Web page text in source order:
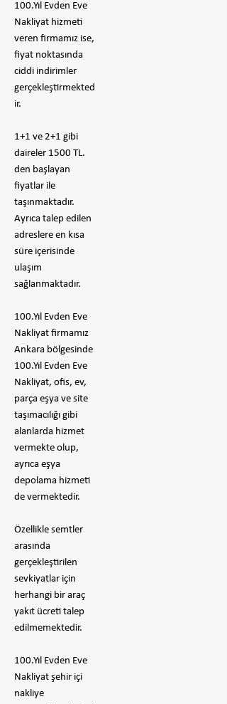
100.Yıl Evden Eve
Nakliyat hizmeti
veren firmamız ise,
fiyat noktasında
ciddi indirimler
gerçekleştirmekted
ir.
1+1 ve 2+1 gibi
daireler 1500 TL.
den başlayan
fiyatlar ile
taşınmaktadır.
Ayrıca talep edilen
adreslere en kısa
süre içerisinde
ulaşım
sağlanmaktadır.
100.Yıl Evden Eve
Nakliyat firmamız
Ankara bölgesinde
100.Yıl Evden Eve
Nakliyat, ofis, ev,
parça eşya ve site
taşımacılığı gibi
alanlarda hizmet
vermekte olup,
ayrıca eşya
depolama hizmeti
de vermektedir.
Özellikle semtler
arasında
gerçekleştirilen
sevkiyatlar için
herhangi bir araç
yakıt ücreti talep
edilmemektedir.
100.Yıl Evden Eve
Nakliyat şehir içi
nakliye